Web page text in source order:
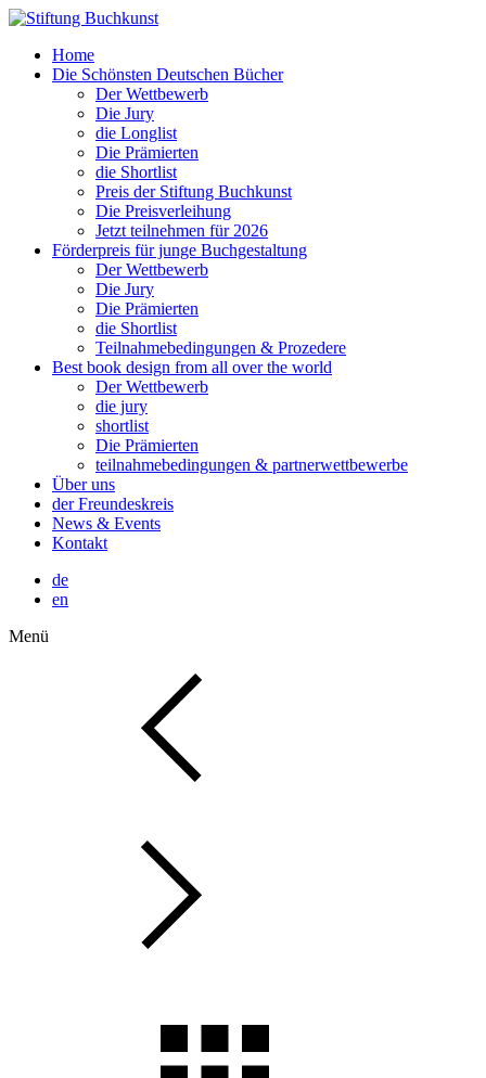
Home
Die Schönsten Deutschen Bücher
Der Wettbewerb
Die Jury
die Longlist
Die Prämierten
die Shortlist
Preis der Stiftung Buchkunst
Die Preisverleihung
Jetzt teilnehmen für 2026
Förderpreis für junge Buchgestaltung
Der Wettbewerb
Die Jury
Die Prämierten
die Shortlist
Teilnahmebedingungen & Prozedere
Best book design from all over the world
Der Wettbewerb
die jury
shortlist
Die Prämierten
teilnahmebedingungen & partnerwettbewerbe
Über uns
der Freundeskreis
News & Events
Kontakt
de
en
Menü